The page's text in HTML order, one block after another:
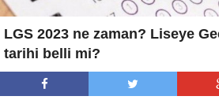
LGS 2023 ne zaman? Liseye
tarihi belli mi?